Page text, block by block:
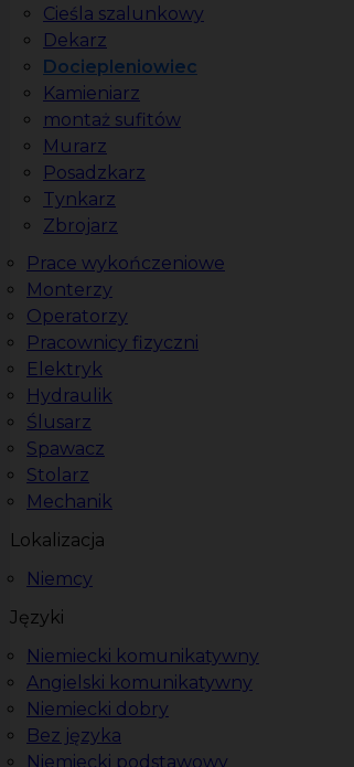
Cieśla szalunkowy
Dekarz
Dociepleniowiec
Kamieniarz
montaż sufitów
Murarz
Posadzkarz
Tynkarz
Zbrojarz
Prace wykończeniowe
Monterzy
Operatorzy
Pracownicy fizyczni
Elektryk
Hydraulik
Ślusarz
Spawacz
Stolarz
Mechanik
Lokalizacja
Niemcy
Języki
Niemiecki komunikatywny
Angielski komunikatywny
Niemiecki dobry
Bez języka
Niemiecki podstawowy